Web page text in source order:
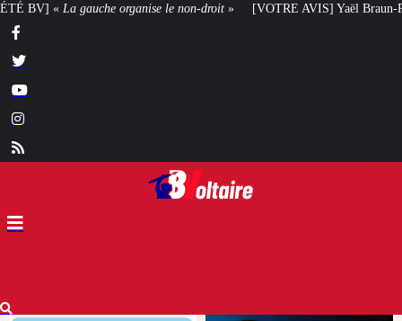
droit» [VOTRE AVIS] Yaël Braun-Pivet doit-elle renoncer à son projet